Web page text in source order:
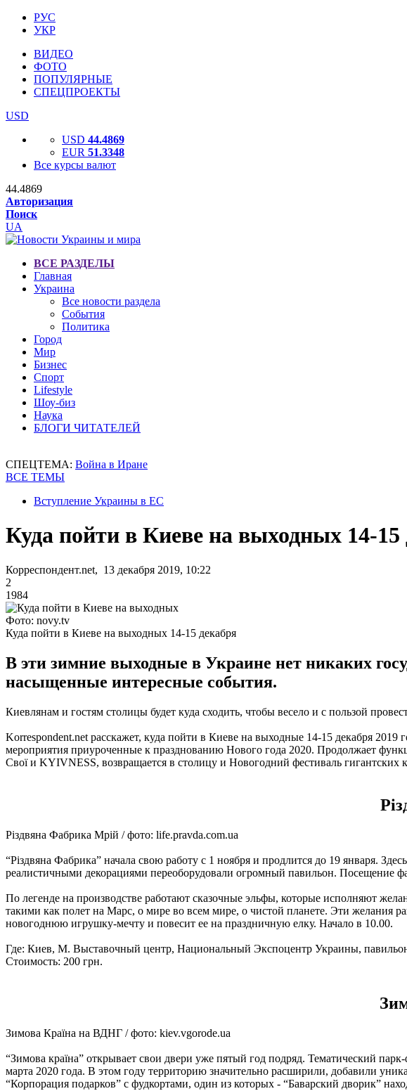
РУС
УКР
ВИДЕО
ФОТО
ПОПУЛЯРНЫЕ
СПЕЦПРОЕКТЫ
USD
USD 44.4869
EUR 51.3348
Все курсы валют
44.4869
Авторизация
Поиск
UA
ВСЕ РАЗДЕЛЫ
Главная
Украина
Все новости раздела
События
Политика
Город
Мир
Бизнес
Спорт
Lifestyle
Шоу-биз
Наука
БЛОГИ ЧИТАТЕЛЕЙ
СПЕЦТЕМА: Война в Иране
ВСЕ ТЕМЫ
Вступление Украины в ЕС
Куда пойти в Киеве на выходных 14-15
Корреспондент.net, 13 декабря 2019, 10:22
2
1984
Фото: novy.tv
Куда пойти в Киеве на выходных 14-15 декабря
В эти зимние выходные в Украине нет никаких
насыщенные интересные события.
Киевлянам и гостям столицы будет куда сходить, чтобы весело и с пользой
Korrespondent.net расскажет, куда пойти в Киеве на выходные 14-15 декабря
мероприятия приуроченные к празднованию Нового года 2020. Продолжает
Свої и KYIVNESS, возвращается в столицу и Новогодний фестиваль
Різдвяна Фабрика Мрій / фото: life.pravda.com.ua
“Різдвяна Фабрика” начала свою работу с 1 ноября и продлится до 19 января.
реалистичными декорациями переоборудовали огромный павильон. Посещение
По легенде на производстве работают сказочные эльфы, которые исполняют
такими как полет на Марс, о мире во всем мире, о чистой планете. Эти желания
новогоднюю игрушку-мечту и повесит ее на праздничную елку. Начало в 10.00.
Где: Киев, М. Выставочный центр, Национальный Экспоцентр Украины,
Стоимость: 200 грн.
Зимова Країна на ВДНГ / фото: kiev.vgorode.ua
“Зимова країна” открывает свои двери уже пятый год подряд. Тематический
марта 2020 года. В этом году территорию значительно расширили, добавили
“Корпорация подарков” с фудкортами, один из которых - “Баварский дворик”